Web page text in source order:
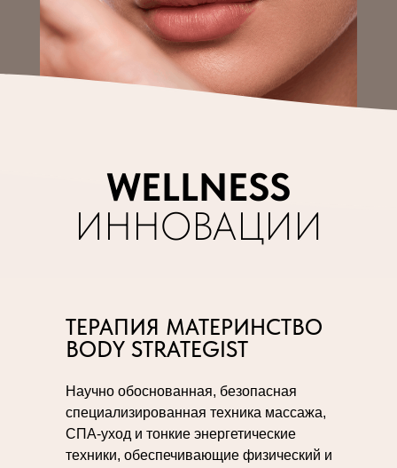
WELLNESS
ИННОВАЦИИ
ТЕРАПИЯ МАТЕРИНСТВО
BODY STRATEGIST
Научно обоснованная, безопасная
специализированная техника массажа,
СПА-уход и тонкие энергетические
техники, обеспечивающие физический и